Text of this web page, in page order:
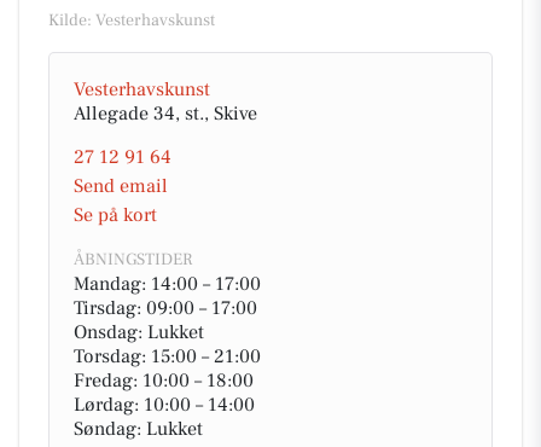
Kilde: Vesterhavskunst
Vesterhavskunst
Allegade 34, st., Skive
27 12 91 64
Send email
Se på kort
ÅBNINGSTIDER
Mandag: 14:00 – 17:00
Tirsdag: 09:00 – 17:00
Onsdag: Lukket
Torsdag: 15:00 – 21:00
Fredag: 10:00 – 18:00
Lørdag: 10:00 – 14:00
Søndag: Lukket